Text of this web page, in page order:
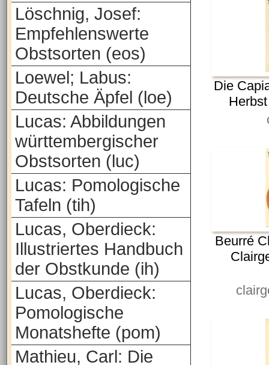
Löschnig, Josef:
Empfehlenswerte
Obstsorten (eos)
Loewel; Labus:
Deutsche Äpfel (loe)
Lucas: Abbildungen
württembergischer
Obstsorten (luc)
Lucas: Pomologische
Tafeln (tih)
Lucas, Oberdieck:
Illustriertes Handbuch
der Obstkunde (ih)
Lucas, Oberdieck:
Pomologische
Monatshefte (pom)
Mathieu, Carl: Die
Die
Beurré